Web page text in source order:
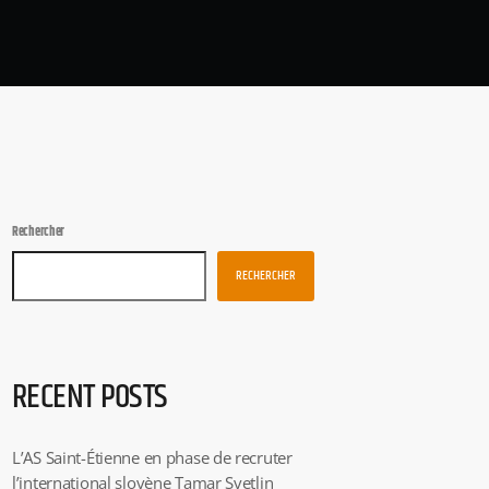
Rechercher
RECHERCHER
RECENT POSTS
L’AS Saint-Étienne en phase de recruter
l’international slovène Tamar Svetlin